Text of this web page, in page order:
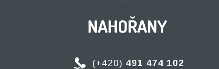
(+420) 491 474 102